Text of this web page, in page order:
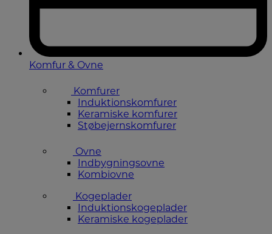
Komfur & Ovne
Komfurer
Induktionskomfurer
Keramiske komfurer
Støbejernskomfurer
Ovne
Indbygningsovne
Kombiovne
Kogeplader
Induktionskogeplader
Keramiske kogeplader